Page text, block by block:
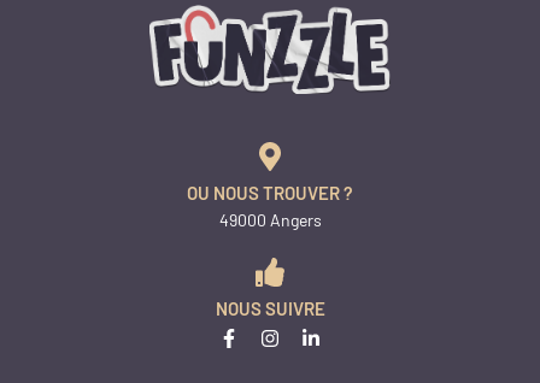
OU NOUS TROUVER ?
49000 Angers
NOUS SUIVRE